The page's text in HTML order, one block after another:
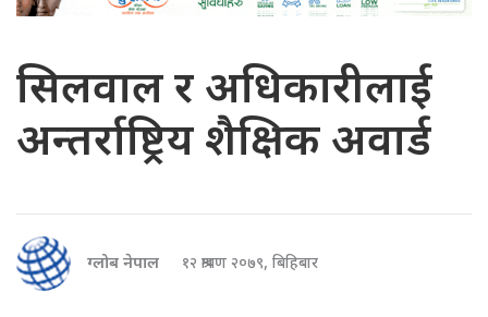
सिलवाल र अधिकारीलाई
अन्तर्राष्ट्रिय शैक्षिक अवार्ड
ग्लोब नेपाल १२ श्रावण २०७९, बिहिबार